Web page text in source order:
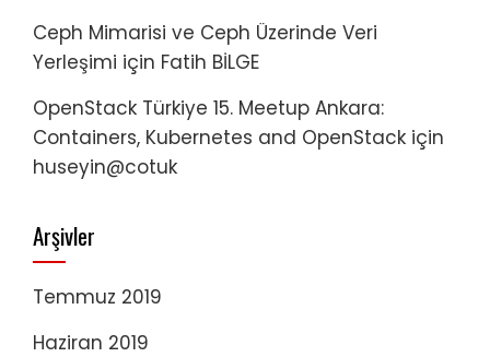
Ceph Mimarisi ve Ceph Üzerinde Veri
Yerleşimi için Fatih BİLGE
OpenStack Türkiye 15. Meetup Ankara:
Containers, Kubernetes and OpenStack için
huseyin@cotuk
Arşivler
Temmuz 2019
Haziran 2019